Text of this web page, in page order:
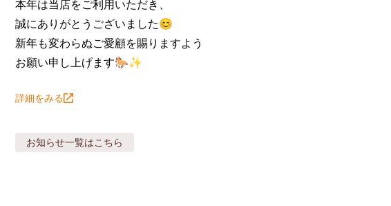
本年は当店をご利用いただき、
誠にありがとうございました😊
新年も変わらぬご愛顧を賜りますよう
お願い申し上げます🐎✨
詳細をみる
お知らせ一覧はこちら